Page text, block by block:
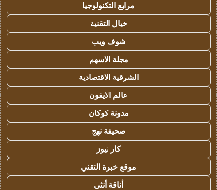
مرابع التكنولوجيا
خيال التقنية
شوف ويب
مجلة الاسهم
الشرقية الاقتصادية
عالم الايفون
مدونة كوكان
صحيفة نهج
كار نيوز
موقع خبرة التقني
أناقة أنثى